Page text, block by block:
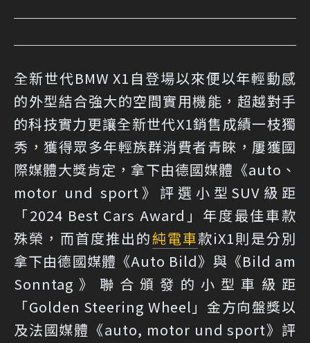
全新世代BMW X1自登場以來便以年輕動感
的外型結合強大的空間實用機能，超越對手
的科技實力更讓全新世代X1銷售成績一枝獨
秀，獲得眾多年輕族群消費者青睞，屢獲國
際媒體大獎肯定，拿下由德國媒體《auto、
motor und sport》評選小型SUV級距
「2024 Best Cars Award」年度最佳車款
殊榮，而首度推出的純電車款iX1則是分別
拿下由德國媒體《Auto Bild》與《Bild am
Sonntag》聯合頒發的小型車級距
「Golden Steering Wheel」金方向盤獎以
及法國媒體《auto, motor und sport》評